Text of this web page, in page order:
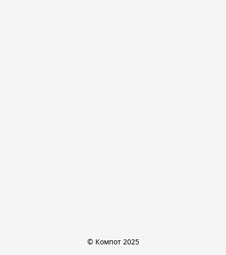
© Компот 2025